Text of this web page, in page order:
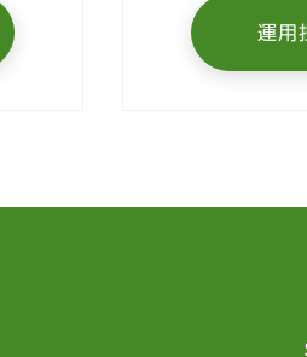
運用